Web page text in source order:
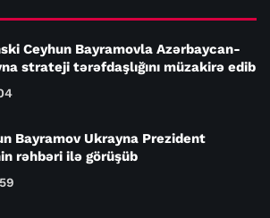
Ceyhun Bayramovla Azərbaycan-
strateji tərəfdaşlığını müzakirə edib
Bayramov Ukrayna Prezident
rəhbəri ilə görüşüb